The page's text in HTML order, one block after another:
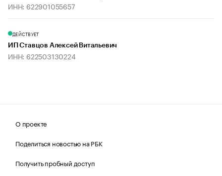
ИНН: 622901055657
ДЕЙСТВУЕТ
ИП Ставцов Алексей Витальевич
ИНН: 622503130224
О проекте
Поделиться новостью на РБК
Получить пробный доступ